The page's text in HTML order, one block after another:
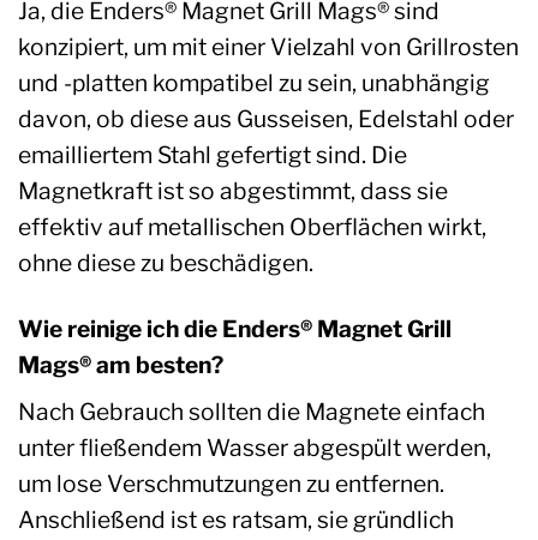
Ja, die Enders® Magnet Grill Mags® sind
konzipiert, um mit einer Vielzahl von Grillrosten
und -platten kompatibel zu sein, unabhängig
davon, ob diese aus Gusseisen, Edelstahl oder
emailliertem Stahl gefertigt sind. Die
Magnetkraft ist so abgestimmt, dass sie
effektiv auf metallischen Oberflächen wirkt,
ohne diese zu beschädigen.
Wie reinige ich die Enders® Magnet Grill
Mags® am besten?
Nach Gebrauch sollten die Magnete einfach
unter fließendem Wasser abgespült werden,
um lose Verschmutzungen zu entfernen.
Anschließend ist es ratsam, sie gründlich